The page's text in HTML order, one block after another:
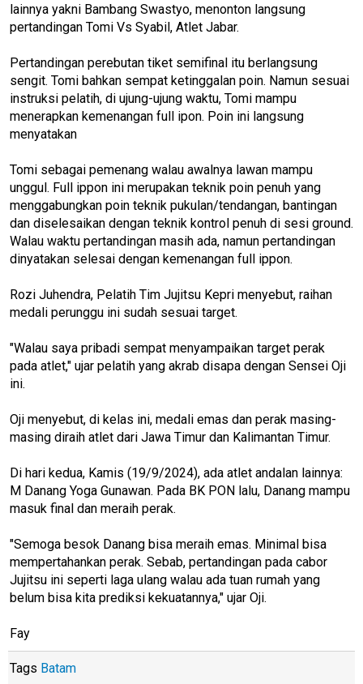
lainnya yakni Bambang Swastyo, menonton langsung
pertandingan Tomi Vs Syabil, Atlet Jabar.
Pertandingan perebutan tiket semifinal itu berlangsung
sengit. Tomi bahkan sempat ketinggalan poin. Namun sesuai
instruksi pelatih, di ujung-ujung waktu, Tomi mampu
menerapkan kemenangan full ipon. Poin ini langsung
menyatakan
Tomi sebagai pemenang walau awalnya lawan mampu
unggul. Full ippon ini merupakan teknik poin penuh yang
menggabungkan poin teknik pukulan/tendangan, bantingan
dan diselesaikan dengan teknik kontrol penuh di sesi ground.
Walau waktu pertandingan masih ada, namun pertandingan
dinyatakan selesai dengan kemenangan full ippon.
Rozi Juhendra, Pelatih Tim Jujitsu Kepri menyebut, raihan
medali perunggu ini sudah sesuai target.
"Walau saya pribadi sempat menyampaikan target perak
pada atlet," ujar pelatih yang akrab disapa dengan Sensei Oji
ini.
Oji menyebut, di kelas ini, medali emas dan perak masing-
masing diraih atlet dari Jawa Timur dan Kalimantan Timur.
Di hari kedua, Kamis (19/9/2024), ada atlet andalan lainnya:
M Danang Yoga Gunawan. Pada BK PON lalu, Danang mampu
masuk final dan meraih perak.
"Semoga besok Danang bisa meraih emas. Minimal bisa
mempertahankan perak. Sebab, pertandingan pada cabor
Jujitsu ini seperti laga ulang walau ada tuan rumah yang
belum bisa kita prediksi kekuatannya," ujar Oji.
Fay
Tags Batam